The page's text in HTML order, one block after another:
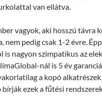
van ellátva.
vagyok, aki hosszú távra
nem pedig csak 1-2 évre.
is nagyon szimpatikus az
nál is 5 év
a kopó
ezek a fűtési